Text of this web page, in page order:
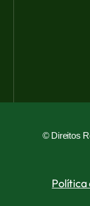
© Direitos
Política